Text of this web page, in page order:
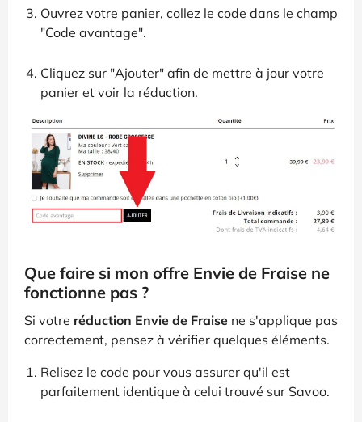
Ouvrez votre panier, collez le code dans le champ
"Code avantage".
Cliquez sur "Ajouter" afin de mettre à jour votre
panier et voir la réduction.
Que faire si mon offre Envie de Fraise ne
fonctionne pas ?
Si votre réduction Envie de Fraise ne s'applique pas
correctement, pensez à vérifier quelques éléments.
Relisez le code pour vous assurer qu'il est
parfaitement identique à celui trouvé sur Savoo.